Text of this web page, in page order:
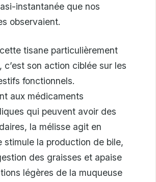
instantanée que nos
observaient.
tisane particulièrement
c’est son action ciblée sur les
fonctionnels.
aux médicaments
qui peuvent avoir des
la mélisse agit en
stimule la production de bile,
des graisses et apaise
légères de la muqueuse